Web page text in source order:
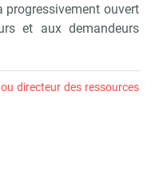
progressivement ouvert
et aux demandeurs
directeur des ressources
Je déciderai plus